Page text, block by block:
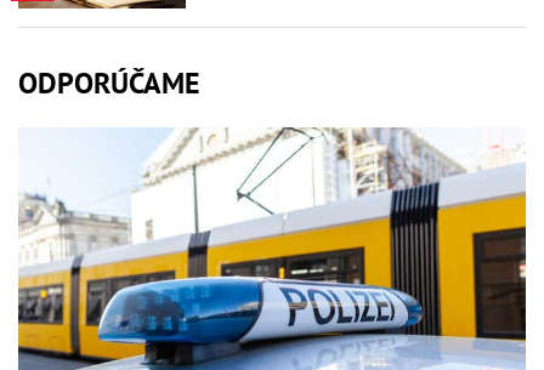
ODPORÚČAME